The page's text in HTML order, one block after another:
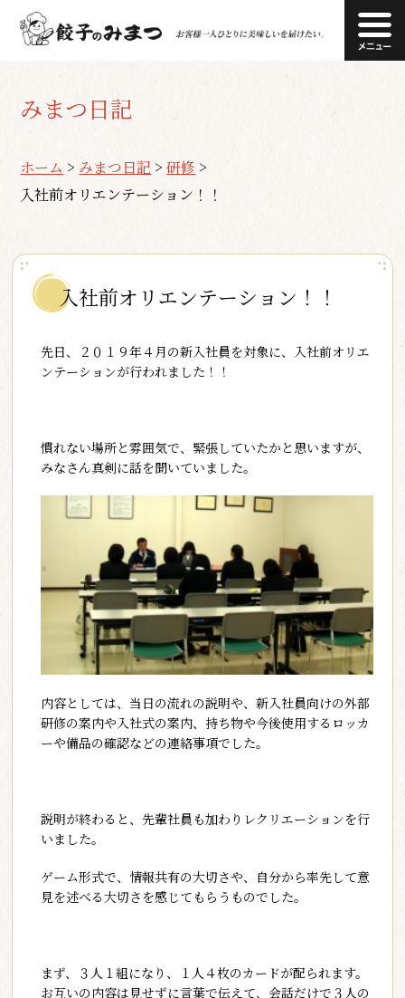
みまつ日記
ホーム > みまつ日記 >研修 >
入社前オリエンテーション！！
入社前オリエンテーション！！
先日、２０１９年４月の新入社員を対象に、入社前オリエ
ンテーションが行われました！！
慣れない場所と雰囲気で、緊張していたかと思いますが、
みなさん真剣に話を聞いていました。
内容としては、当日の流れの説明や、新入社員向けの外部
研修の案内や入社式の案内、持ち物や今後使用するロッカ
ーや備品の確認などの連絡事項でした。
説明が終わると、先輩社員も加わりレクリエーションを行
いました。
ゲーム形式で、情報共有の大切さや、自分から率先して意
見を述べる大切さを感じてもらうものでした。
まず、３人１組になり、１人４枚のカードが配られます。
お互いの内容は見せずに言葉で伝えて、会話だけで３人の